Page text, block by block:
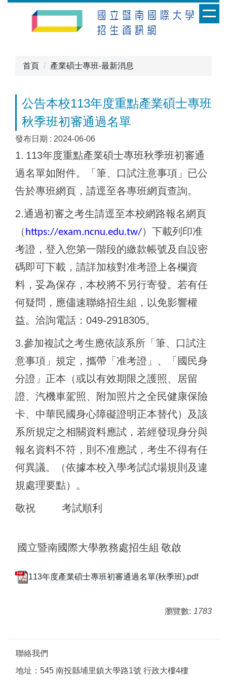
首頁 產業碩士專班-最新消息
公告本校113年度重點產業碩士專班
秋季班初審通過名單
發布日期 : 2024-06-06
1. 113年度重點產業碩士專班秋季班初審通
過名單如附件。
「筆、口試注意事項」已公
告於專班網頁，請逕至各專班網頁查詢。
2.通過初審之考生請逕至本校網路報名網頁
（ https://exam.ncnu.edu.tw/）下載列印准
考證，登入您第一階段的繳款帳號及自設密
碼即可下載，請詳加核對准考證上各欄資
料，妥為保存，本校將不另行寄發。若有任
何疑問，應儘速聯絡招生組，以免影響權
益。洽詢電話： 049-2918305。
3.參加複試之考生應依該系所「筆、口試注
意事項」規定，攜帶「准考證」、「國民身
分證」正本（或以有效期限之護照、居留
證、汽機車駕照、附加照片之全民健康保險
卡、中華民國身心障礙證明正本替代）及該
系所規定之相關資料應試，若經發現身分與
報名資料不符，則不准應試，考生不得有任
何異議。（依據本校入學考試試場規則及違
規處理要點）。
敬祝 考試順利
國立暨南國際大學教務處招生組 敬啟
113年度產業碩士專班初審通過名單(秋季班).pdf
瀏覽數: 1783
聯絡我們
地址：545 南投縣埔里鎮大學路1號 行政大樓4樓